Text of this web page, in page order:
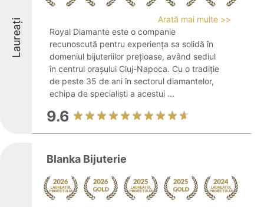
Laureați
Arată mai multe >>
Royal Diamante este o companie
recunoscută pentru experiența sa solidă în
domeniul bijuteriilor prețioase, având sediul
în centrul orașului Cluj-Napoca. Cu o tradiție
de peste 35 de ani în sectorul diamantelor,
echipa de specialiști a acestui ...
9.6
Blanka Bijuterie